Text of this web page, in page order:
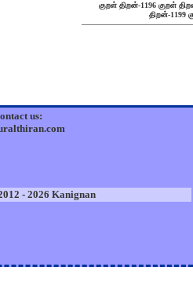
குறள் திறன்-1196 குறள்
திறன்-1199
us:
- 2026 Kanignan